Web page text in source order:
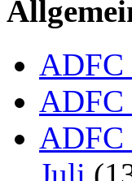
ADFC
ADFC
ADFC
Juli